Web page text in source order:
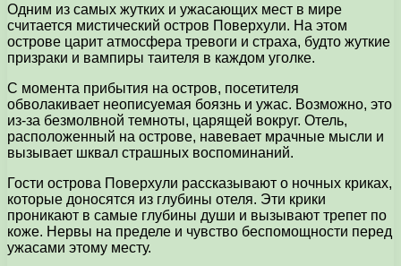
Одним из самых жутких и ужасающих мест в мире
считается мистический остров Поверхули. На этом
острове царит атмосфера тревоги и страха, будто жуткие
призраки и вампиры таителя в каждом уголке.
С момента прибытия на остров, посетителя
обволакивает неописуемая боязнь и ужас. Возможно, это
из-за безмолвной темноты, царящей вокруг. Отель,
расположенный на острове, навевает мрачные мысли и
вызывает шквал страшных воспоминаний.
Гости острова Поверхули рассказывают о ночных криках,
которые доносятся из глубины отеля. Эти крики
проникают в самые глубины души и вызывают трепет по
коже. Нервы на пределе и чувство беспомощности перед
ужасами этому месту.